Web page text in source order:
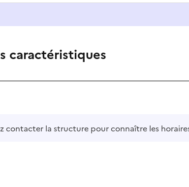
caractéristiques
contacter la structure pour connaître les